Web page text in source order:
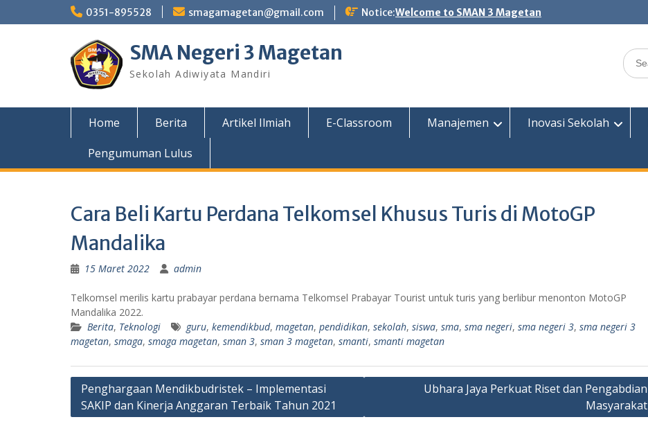
to
0351-895528 smagamagetan@gmail.com Notice:Welcome to SMAN 3 Magetan
SMA Negeri 3 Magetan
Sekolah Adiwiyata Mandiri
Search
for:
Home Berita Artikel Ilmiah E-Classroom Manajemen Inovasi Sekolah
Pengumuman Lulus
Cara Beli Kartu Perdana Telkomsel Khusus Turis di MotoGP
Mandalika
15 Maret 2022 admin
Telkomsel merilis kartu prabayar perdana bernama Telkomsel Prabayar Tourist untuk turis yang berlibur menonton MotoGP
Mandalika 2022.
Berita, Teknologi guru, kemendikbud, magetan, pendidikan, sekolah, siswa, sma, sma negeri, sma negeri 3, sma negeri 3
magetan, smaga, smaga magetan, sman 3, sman 3 magetan, smanti, smanti magetan
Navigasi
pos
Penghargaan Mendikbudristek – Implementasi
SAKIP dan Kinerja Anggaran Terbaik Tahun 2021
Ubhara Jaya Perkuat Riset dan Pengabdian
Masyarakat